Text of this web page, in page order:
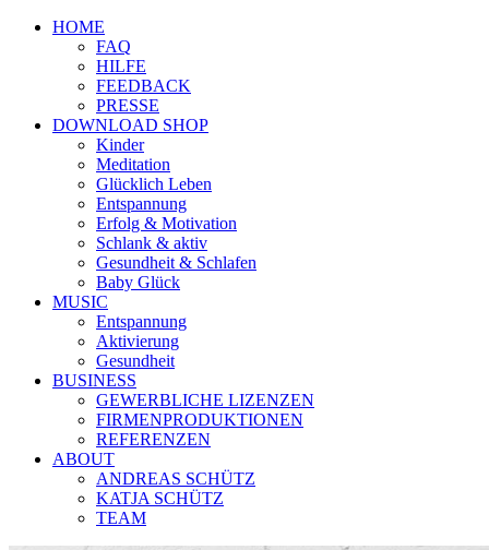
HOME
FAQ
HILFE
FEEDBACK
PRESSE
DOWNLOAD SHOP
Kinder
Meditation
Glücklich Leben
Entspannung
Erfolg & Motivation
Schlank & aktiv
Gesundheit & Schlafen
Baby Glück
MUSIC
Entspannung
Aktivierung
Gesundheit
BUSINESS
GEWERBLICHE LIZENZEN
FIRMENPRODUKTIONEN
REFERENZEN
ABOUT
ANDREAS SCHÜTZ
KATJA SCHÜTZ
TEAM